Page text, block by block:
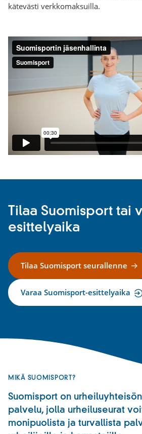
kätevästi verkkomaksuilla.
Tilaa Suomisport tai
esittelyaika
Tilaa Suomisport seurallenne
Varaa Suomisport-esittelyaika
MIKÄ SUOMISPORT?
Suomisport on
palvelu, jolla urheiluseurat
monipuolista ja turvallista